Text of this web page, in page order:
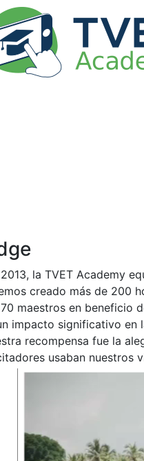
la TVET Academy
creado más de 200
maestros en beneficio
impacto significativo en
recompensa fue la
usaban nuestros